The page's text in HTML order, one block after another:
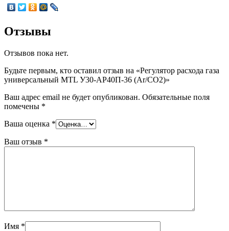
Отзывы
Отзывов пока нет.
Будьте первым, кто оставил отзыв на «Регулятор расхода газа
универсальный MTL У30-АР40П-36 (Ar/CO2)»
Ваш адрес email не будет опубликован. Обязательные поля
помечены *
Ваша оценка *
Ваш отзыв *
Имя *